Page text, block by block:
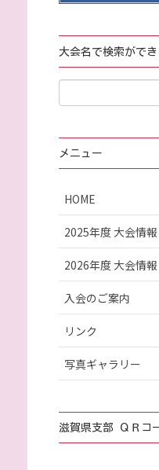
大会名で検索ができ
メニュー
HOME
2025年度 大会情報
2026年度 大会情報
入会のご案内
リンク
写真ギャラリー
滋賀県支部 ＱＲコ